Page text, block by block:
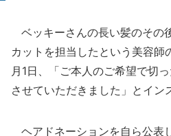
ベッキーさんの長い髪のその
カットを担当したという美容師
月1日、「ご本人のご希望で切
させていただきました」とイン
ヘアドネーションを自ら公表